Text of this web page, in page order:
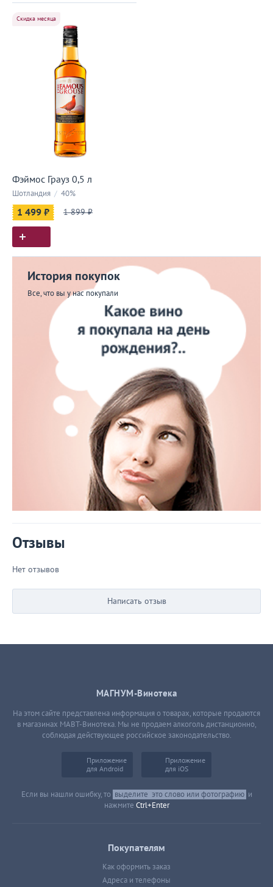
Скидка месяца
Фэймос Грауз 0,5 л
Шотландия / 40%
1 499 ₽ 1 899 ₽
История покупок
Все, что вы у нас покупали
Отзывы
Нет отзывов
Написать отзыв
МАГНУМ-Винотека
На этом сайте представлена информация о товарах, которые продаются
в магазинах МАВТ-Винотека. Мы не продаем алкоголь дистанционно,
соблюдая действующее российское законодательство.
Приложение
для Android
Приложение
для iOS
Если вы нашли ошибку, то выделите это слово или фотографию и
нажмите Ctrl+Enter
Покупателям
Как оформить заказ
Адреса и телефоны